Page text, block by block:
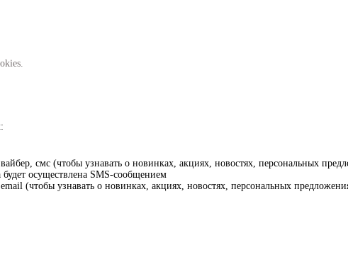
смс (чтобы узнавать о новинках, акциях, новостях, персональных
осуществлена SMS-сообщением
(чтобы узнавать о новинках, акциях, новостях, персональных